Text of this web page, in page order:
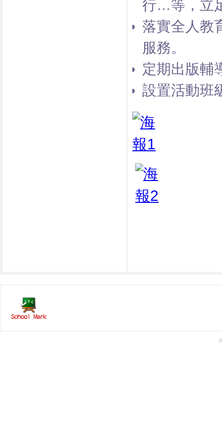
行…等，立
落實全人教
服務。
定期出版輔
設置活動班